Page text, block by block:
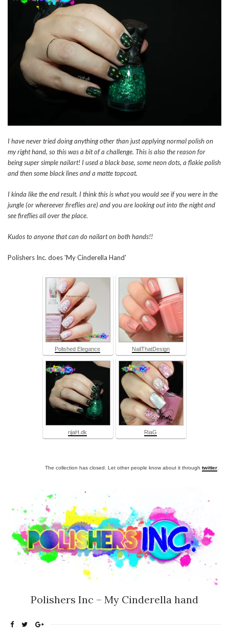
I have never tried doing anything other than just applying normal polish on
my right hand, so this was a bit of a challenge. This is also the reason for
being super simple nailart! I used a black base, some neon dots, a flakie polish
and then some black lines and a matte topcoat.
I kinda like the end result. I think this is what you would see if you were in the
jungle (or whereever fireflies are) and you are looking out into the night and
see fireflies all over the place.
Kudos to anyone that can do nailart on both hands!!
Polishers Inc. does 'My Cinderella Hand'
Polished Elegance NailThatDesign
rijaH.dk RiaG
The collection has closed. Let other people know about it through twitter
Polishers Inc – My Cinderella hand